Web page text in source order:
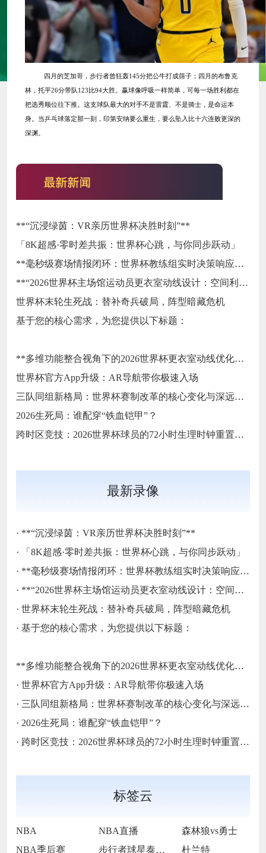
四月的芝加哥，步行者曾狂轰145分把公牛打成筛子；四月的布鲁克
林，托平26分带队123比94大胜。赢球像呼吸一样简单，可每一场胜利都在
把选秀顺位往下推。这支球队最大的对手不是雷霆、不是骑士，是命运本
身。当乒乓球落定那一刻，印第安纳要么重生，要么坠入比十六连败更深的
深渊。
**“沉浸绿茵：VR亲历世界杯决胜时刻”**
「8K超感·零时差共振：世界杯心跳，与你同步跃动」
**毫秒级赛场情报闭环：世界杯教练组实时决策响应系统**
**“2026世界杯主场馆运动员更衣室动线设计：空间利用效率评估与运行机制优化路径研究”**
世界杯末轮生死战：替补奇兵破局，阵型暗藏危机
基于您的核心需求，为您提供以下标题：
**多维功能整合视角下的2026世界杯更衣室动线优化方案**
世界杯官方App升级：AR导航带你极速入场
三队同组新格局：世界杯赛制改革的核心变化与深远影响
2026生死局：谁配穿“铁血铠甲”？
跨时区竞技：2026世界杯球员的72小时生理时钟重置挑战
最新录像
· **“沉浸绿茵：VR亲历世界杯决胜时刻”**
·
「8K超感·零时差共振：世界杯心跳，与你同步跃动」
· **毫秒级赛场情报闭环：世界杯教练组实时决策响应系统**
· **“2026世界杯主场馆运动员更衣室动线设计：空间利用效率评估与运行机制优化路径研究”**
· 世界杯末轮生死战：替补奇兵破局，阵型暗藏危机
· 基于您的核心需求，为您提供以下标题：
**多维功能整合视角下的2026世界杯更衣室动线优化方案**
· 世界杯官方App升级：AR导航带你极速入场
· 三队同组新格局：世界杯赛制改革的核心变化与深远影响
· 2026生死局：谁配穿“铁血铠甲”？
· 跨时区竞技：2026世界杯球员的72小时生理时钟重置挑战
标签云
NBA NBA直播
森林狼vs勇士
NBA季后赛
步行者球星泰雷塞-哈利伯顿 杜兰特